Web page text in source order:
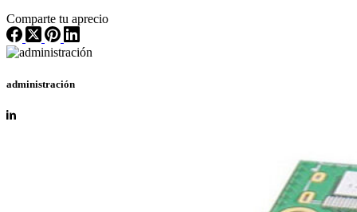
Comparte tu aprecio
administración